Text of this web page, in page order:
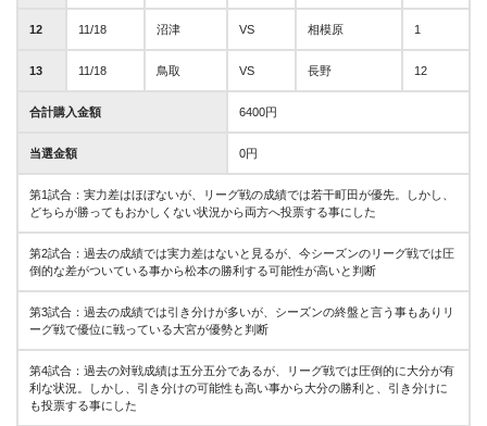
12 11/18 沼津 VS 相模原 1
13 11/18 鳥取 VS 長野 12
合計購入金額 6400円
当選金額 0円
第1試合：実力差はほぼないが、リーグ戦の成績では若干町田が優先。しかし、
どちらが勝ってもおかしくない状況から両方へ投票する事にした
第2試合：過去の成績では実力差はないと見るが、今シーズンのリーグ戦では圧
倒的な差がついている事から松本の勝利する可能性が高いと判断
第3試合：過去の成績では引き分けが多いが、シーズンの終盤と言う事もありリ
ーグ戦で優位に戦っている大宮が優勢と判断
第4試合：過去の対戦成績は五分五分であるが、リーグ戦では圧倒的に大分が有
利な状況。しかし、引き分けの可能性も高い事から大分の勝利と、引き分けに
も投票する事にした